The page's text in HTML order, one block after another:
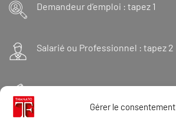
Gérer le consentement
Demandeur d’emploi : tapez 1
Salarié ou Professionnel : tapez 2
Financeur : tapez 3